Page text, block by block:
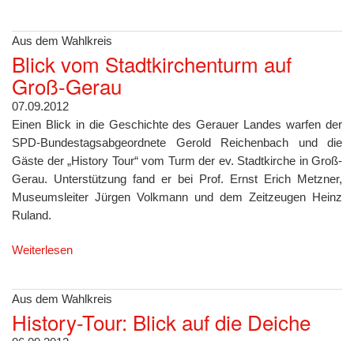
Aus dem Wahlkreis
Blick vom Stadtkirchenturm auf
Groß-Gerau
07.09.2012
Einen Blick in die Geschichte des Gerauer Landes warfen der
SPD-Bundestagsabgeordnete Gerold Reichenbach und die
Gäste der „History Tour“ vom Turm der ev. Stadtkirche in Groß-
Gerau. Unterstützung fand er bei Prof. Ernst Erich Metzner,
Museumsleiter Jürgen Volkmann und dem Zeitzeugen Heinz
Ruland.
Weiterlesen
Aus dem Wahlkreis
History-Tour: Blick auf die Deiche